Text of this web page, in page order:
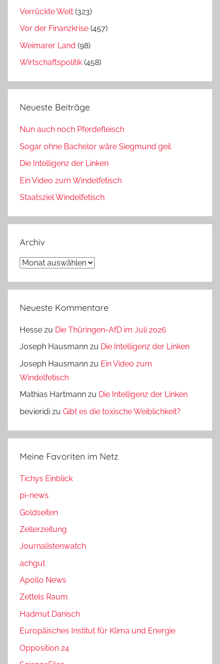
Verrückte Welt (323)
Vor der Finanzkrise (457)
Weimarer Land (98)
Wirtschaftspolitik (458)
Neueste Beiträge
Nun auch noch Pferdefleisch
Sogar ohne Bachelor wäre Siegmund geil
Die Intelligenz der Linken
Ein Video zum Windelfetisch
Staatsziel Windelfetisch
Archiv
Archiv
Neueste Kommentare
Hesse zu Die Thüringen-AfD im Juli 2026
Joseph Hausmann zu Die Intelligenz der Linken
Joseph Hausmann zu Ein Video zum
Windelfetisch
Mathias Hartmann zu Die Intelligenz der Linken
bevieridi zu Gibt es die toxische Weiblichkeit?
Meine Favoriten im Netz
Tichys Einblick
pi-news
Goldseiten
Zellerzeitung
Journalistenwatch
achgut
Apollo News
Zettels Raum
Hadmut Danisch
Europäisches Institut für Klima und Energie
Opposition 24